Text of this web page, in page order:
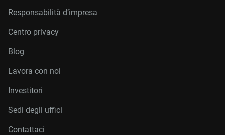
Responsabilità d’impresa
Centro privacy
Blog
Lavora con noi
Investitori
Sedi degli uffici
Contattaci